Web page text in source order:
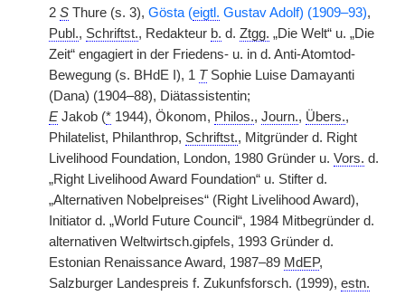
2 S Thure (s. 3), Gösta (eigtl. Gustav Adolf) (1909–93),
Publ., Schriftst., Redakteur b. d. Ztgg. „Die Welt“ u. „Die
Zeit“ engagiert in der Friedens- u. in d. Anti-Atomtod-
Bewegung (s. BHdE I), 1 TSophie Luise Damayanti
(Dana) (1904–88), Diätassistentin;
E Jakob (* 1944), Ökonom, Philos., Journ., Übers.,
Philatelist, Philanthrop, Schriftst., Mitgründer d. Right
Livelihood Foundation, London, 1980 Gründer u. Vors. d.
„Right Livelihood Award Foundation“ u. Stifter d.
„Alternativen Nobelpreises“ (Right Livelihood Award),
Initiator d. „World Future Council“, 1984 Mitbegründer d.
alternativen Weltwirtsch.gipfels, 1993 Gründer d.
Estonian Renaissance Award, 1987–89 MdEP,
Salzburger Landespreis f. Zukunfsforsch. (1999), estn.